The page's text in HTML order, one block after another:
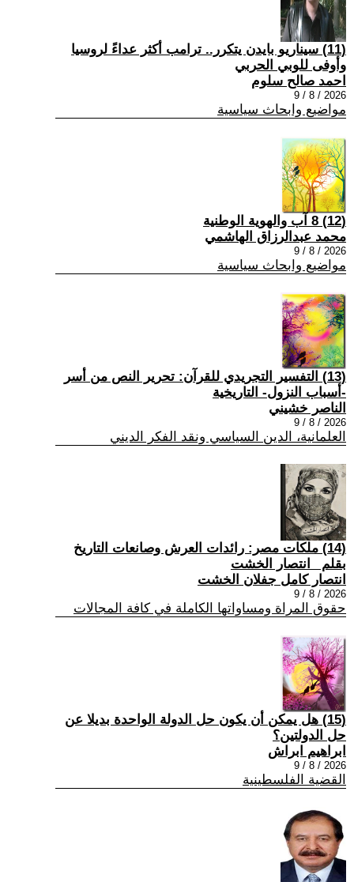
(11) سيناريو بايدن يتكرر.. ترامب أكثر عداءً لروسيا
وأوفى للوبي الحربي
احمد صالح سلوم
2026 / 8 / 9
مواضيع وابحاث سياسية
(12) 8 آب والهوية الوطنية
محمد عبدالرزاق الهاشمي
2026 / 8 / 9
مواضيع وابحاث سياسية
(13) التفسير التجريدي للقرآن: تحرير النص من أسر
-أسباب النزول- التاريخية
الناصر خشيني
2026 / 8 / 9
العلمانية، الدين السياسي ونقد الفكر الديني
(14) ملكات مصر: رائدات العرش وصانعات التاريخ
بقلم _انتصار الخشت
انتصار كامل جفلان الخشت
2026 / 8 / 9
حقوق المراة ومساواتها الكاملة في كافة المجالات
(15) هل يمكن أن يكون حل الدولة الواحدة بديلا عن
حل الدولتين؟
ابراهيم ابراش
2026 / 8 / 9
القضية الفلسطينية